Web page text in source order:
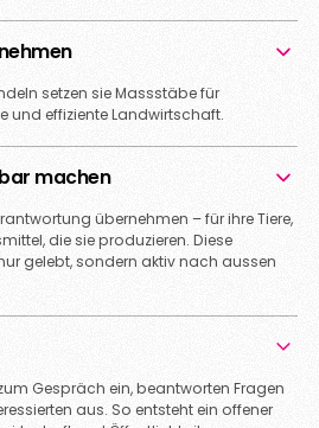
setzen sie Massstäbe für
und effiziente Landwirtschaft.
machen
übernehmen – für ihre Tiere,
die sie produzieren. Diese
gelebt, sondern aktiv nach aussen
Gespräch ein, beantworten Fragen
aus. So entsteht ein offener